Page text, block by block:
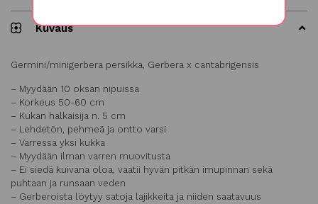
Kuvaus
Germini/minigerbera persikka, Gerbera x cantabrigensis
– Myydään 10 oksan nipuissa
– Korkeus 50-60 cm
– Kukan halkaisija n. 5 cm
– Lehdetön, pehmeä ja ontto varsi
– Varressa yksi kukka
– Myydään ilman varren muovitusta
– Ei siedä kuivana oloa, vaatii hyvän pitkän imupinnan sekä
puhtaan ja runsaan veden
– Gerberoista löytyy satoja lajikkeita ja niiden saatavuus